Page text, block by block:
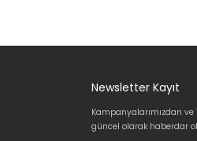
Newsletter Kayıt
Kampanyalarımızdan
güncel olarak haberdar